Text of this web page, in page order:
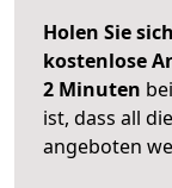
Holen Sie
kostenlose
2 Minuten
ist, dass all
angeboten